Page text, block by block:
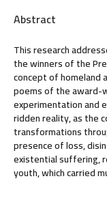
Abstract
This research
the winners of the
concept of homeland
poems of the award-
experimentation and
ridden reality, as the
transformations
presence of loss,
existential suffering,
youth, which carried